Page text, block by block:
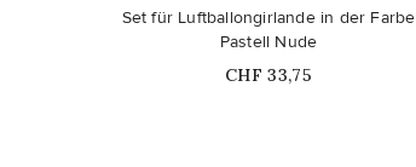
Set für Luftballongirlande in der Farbe
Pastell Nude
Price
CHF 33,75